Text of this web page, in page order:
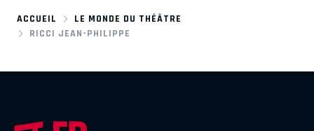
ACCUEIL
LE MONDE DU THÉÂTRE
RICCI JEAN-PHILIPPE